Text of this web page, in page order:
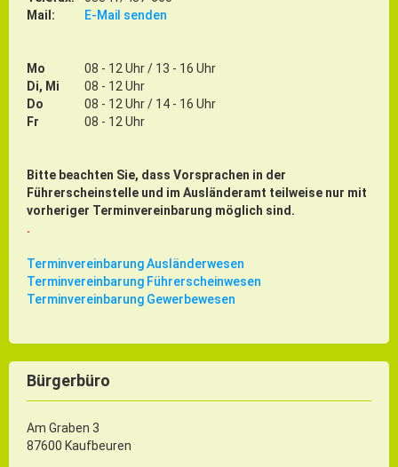
Einzelhandel & aktive Innenstadt
Tourismus- & Stadtmarketing
Mail:
E-Mail senden
Mo
08 - 12 Uhr / 13 - 16 Uhr
Di, Mi
08 - 12 Uhr
Do
08 - 12 Uhr / 14 - 16 Uhr
Fr
08 - 12 Uhr
Bitte beachten Sie, dass Vorsprachen in der
Führerscheinstelle und im Ausländeramt teilweise nur mit
vorheriger Terminvereinbarung möglich sind.
.
Terminvereinbarung Ausländerwesen
Terminvereinbarung Führerscheinwesen
Terminvereinbarung Gewerbewesen
Bürgerbüro
Am Graben 3
87600 Kaufbeuren